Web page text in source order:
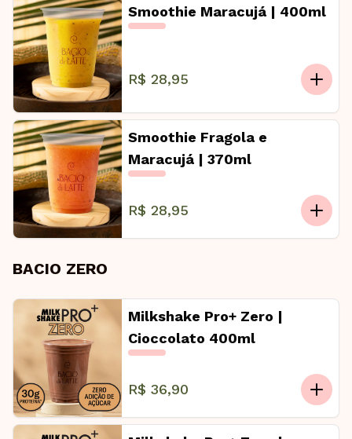
Smoothie Maracujá | 400ml
R$ 28,95
Smoothie Fragola e
Maracujá | 370ml
R$ 28,95
BACIO ZERO
Milkshake Pro+ Zero |
Cioccolato 400ml
R$ 36,90